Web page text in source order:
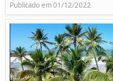
Publicado em 01/12/2022